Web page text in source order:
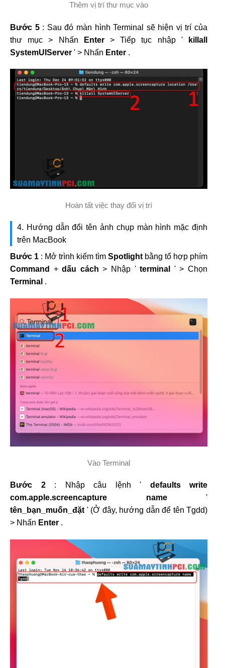
Thêm vị trí thư mục vào
Bước 5 : Sau đó màn hình Terminal sẽ hiện vị trí của
thư mục > Nhấn
Enter> Tiếp tục nhập '
killall
SystemUIServer ' > Nhấn Enter .
Hoàn tất việc thay đổi vị trí
4. Hướng dẫn đổi tên ảnh chụp màn hình mặc định
trên MacBook
Bước 1 : Mở trình kiếm tìm Spotlight bằng tổ hợp phím
Command +dấu cách> Nhập 'terminal ' > Chọn
Terminal .
Vào Terminal
Bước 2 : Nhập câu lệnh ' defaults write
com.apple.screencapture name '
tên_bạn_muốn_đặt ' (Ở đây, hướng dẫn để tên Tgdd)
> Nhấn Enter .